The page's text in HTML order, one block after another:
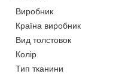
Виробник
Країна виробник
Вид толстовок
Колір
Тип тканини